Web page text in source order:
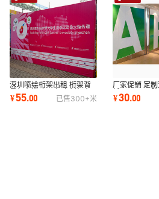
深圳喷绘桁架出租 桁架背
景灯布搭建 展架定制舞台
桁架搭建
¥55.00 已售300+米
厂家促销 定
纸 PVC不干
纸
¥30.00